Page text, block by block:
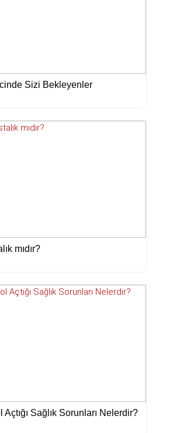
Sizi Bekleyenler
mıdır?
Açtığı Sağlık Sorunları Nelerdir?